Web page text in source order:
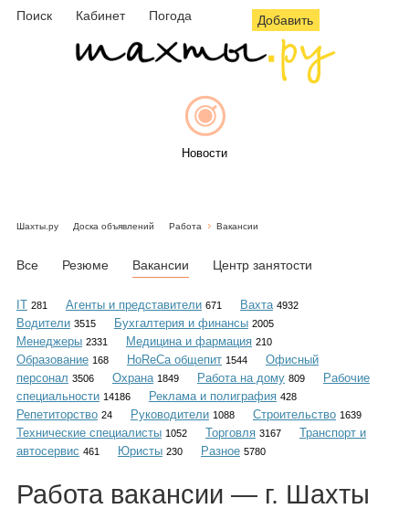
Поиск Кабинет Погода Добавить
Новости
Объявления
Каталог
Инфо
Шахты.ру Доска объявлений Работа Вакансии
Все Резюме Вакансии Центр занятости
IT 281 Агенты и представители 671 Вахта 4932
Водители 3515 Бухгалтерия и финансы 2005
Менеджеры 2331 Медицина и фармация 210
Образование 168 HoReCa общепит 1544
Офисный
персонал 3506 Охрана 1849 Работа на дому 809
Рабочие
специальности 14186 Реклама и полиграфия 428
Репетиторство 24 Руководители 1088 Строительство 1639
Технические специалисты 1052 Торговля 3167
Транспорт и
автосервис 461 Юристы 230 Разное 5780
Работа вакансии — г. Шахты